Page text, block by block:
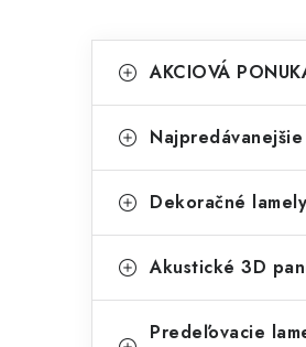
o
n
ý
a
kategórie
a
e
ó
i
AKCIOVÁ
Dekoračné
Akustické 3D
Predeľovacie